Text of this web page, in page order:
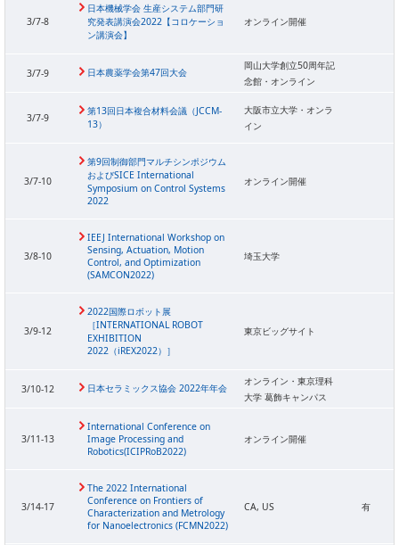
3/7-8
日本機械学会 生産システム部門研
究発表講演会2022【コロケーショ
ン講演会】
オンライン開催
3/7-9 日本農薬学会第47回大会
岡山大学創立50周年記
念館・オンライン
3/7-9
第13回日本複合材料会議（JCCM-
13）
大阪市立大学・オンラ
イン
3/7-10
第9回制御部門マルチシンポジウム
およびSICE International
Symposium on Control Systems
2022
オンライン開催
3/8-10
IEEJ International Workshop on
Sensing, Actuation, Motion
Control, and Optimization
(SAMCON2022)
埼玉大学
3/9-12
2022国際ロボット展
［INTERNATIONAL ROBOT
EXHIBITION
2022（iREX2022）］
東京ビッグサイト
3/10-12 日本セラミックス協会 2022年年会
オンライン・東京理科
大学 葛飾キャンパス
3/11-13
International Conference on
Image Processing and
Robotics(ICIPRoB2022)
オンライン開催
3/14-17
The 2022 International
Conference on Frontiers of
Characterization and Metrology
for Nanoelectronics (FCMN2022)
CA, US 有